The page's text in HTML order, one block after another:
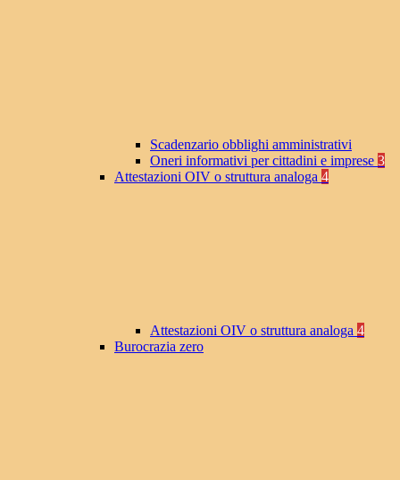
Scadenzario obblighi amministrativi
Oneri informativi per cittadini e imprese 3
Attestazioni OIV o struttura analoga 4
Attestazioni OIV o struttura analoga 4
Burocrazia zero